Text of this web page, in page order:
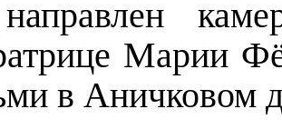
Марии
в Аничковом